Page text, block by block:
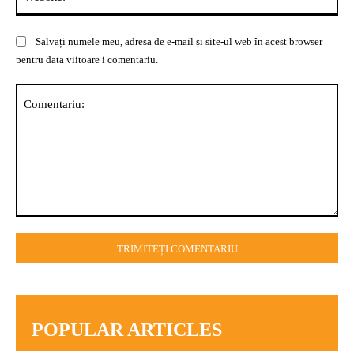
Salvați numele meu, adresa de e-mail și site-ul web în acest browser
pentru data viitoare i comentariu.
POPULAR ARTICLES